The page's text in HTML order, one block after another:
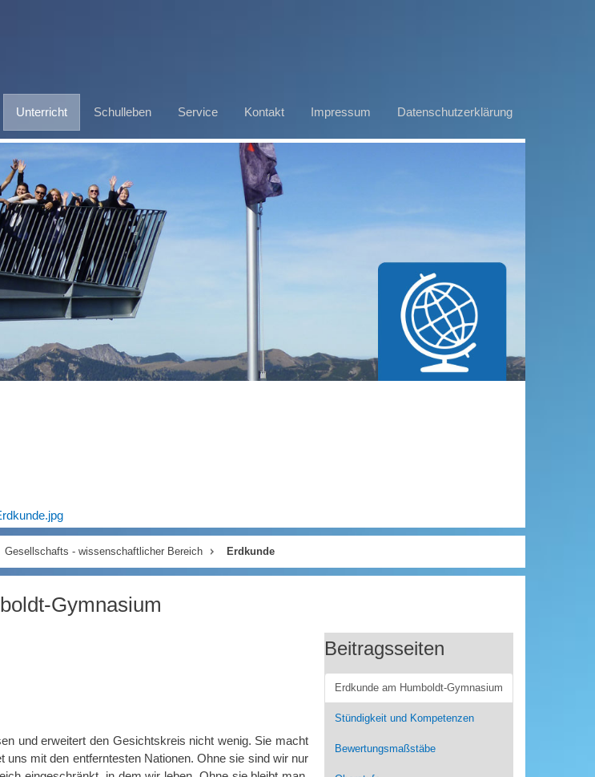
Unterricht Schulleben Service Kontakt Impressum Datenschutzerklärung
Gesellschafts - wissenschaftlicher Bereich Erdkunde
Gymnasium
Beitragsseiten
Erdkunde am Humboldt-Gymnasium
Stündigkeit und Kompetenzen
Bewertungsmaßstäbe
und erweitert den Gesichtskreis nicht wenig. Sie macht
uns mit den entferntesten Nationen. Ohne sie sind wir nur